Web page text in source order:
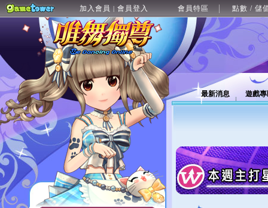
加入會員 | 會員登入 會員特區 點數 / 儲
最新消息 遊戲